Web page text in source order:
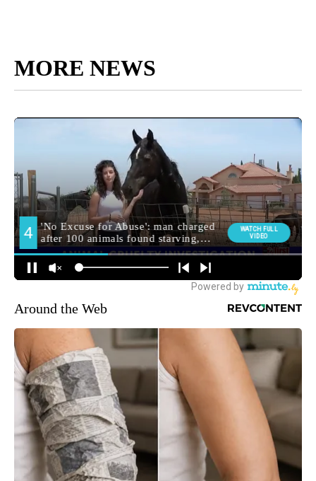
MORE NEWS
Around the Web